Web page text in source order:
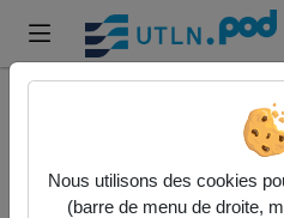
Nuit du bien-être avec le
Nous utilisons des cookies
(barre de menu de droite,